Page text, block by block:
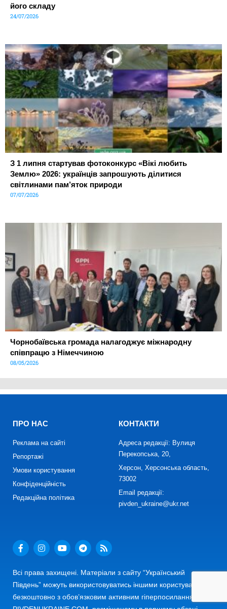
його складу
24/07/2026
З 1 липня стартував фотоконкурс «Вікі любить
Землю» 2026: українців запрошують ділитися
світлинами пам’яток природи
07/07/2026
Чорнобаївська громада налагоджує міжнародну
співпрацю з Німеччиною
08/05/2026
ПРО НАС
Реклама на сайті
Репортажі
Умови користування
Конфіденційність
Редакційна політика
КОНТАКТИ
Адреса редакції: Вулиця
Перекопська, 20,
Херсон, Херсонська область,
73002
Email редакції:
pivden_ukraine@ukr.net
Всі права захищені. Матеріали з сайту “Український
Південь” можуть використовуватись іншими користувачами
безкоштовно з обов’язковим активним гіперпосиланням на